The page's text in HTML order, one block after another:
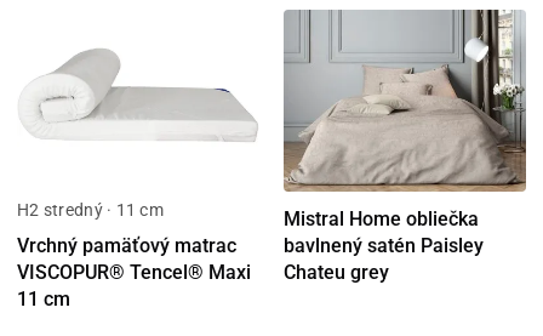
H2 stredný · 11 cm
Vrchný pamäťový matrac
VISCOPUR® Tencel® Maxi
11 cm
Mistral Home obliečka
bavlnený satén Paisley
Chateu grey